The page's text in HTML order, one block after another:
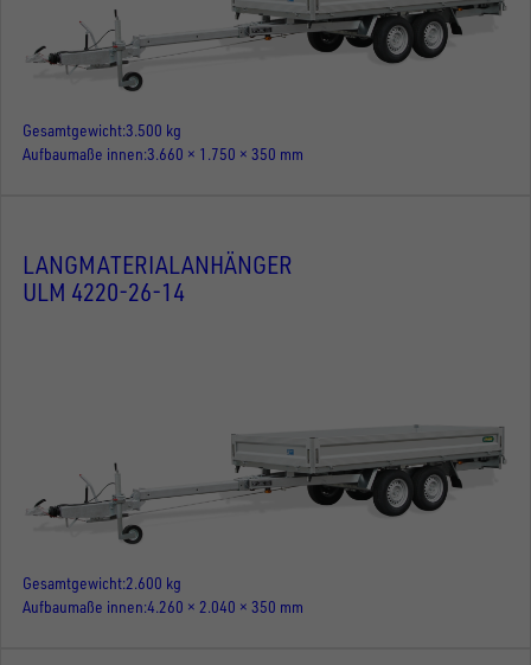
Gesamtgewicht3.500 kg
Aufbaumaße innen 3.660 × 1.750 × 350 mm
LANGMATERIALANHÄNGER
ULM 4220-26-14
Gesamtgewicht 2.600 kg
Aufbaumaße innen 4.260 × 2.040 × 350 mm